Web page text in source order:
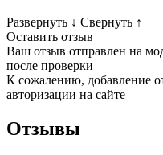
Развернуть ↓ Свернуть ↑
Оставить отзыв
Ваш отзыв отправлен на
после проверки
К сожалению, добавление
авторизации на сайте
Отзывы